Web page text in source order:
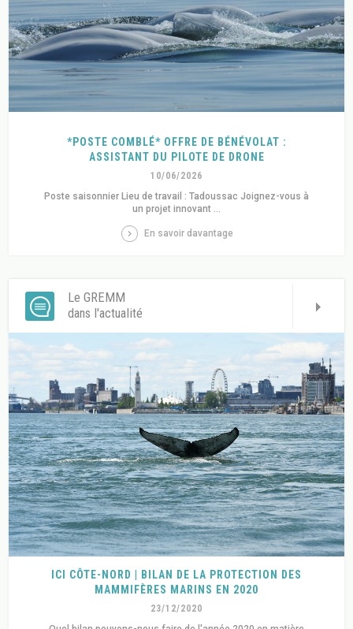
*POSTE COMBLÉ* OFFRE DE BÉNÉVOLAT :
ASSISTANT DU PILOTE DE DRONE
10/06/2026
Poste saisonnier Lieu de travail : Tadoussac Joignez-vous à
un projet innovant ...
En savoir davantage
Le GREMM
dans l'actualité
ICI CÔTE-NORD | BILAN DE LA PROTECTION DES
MAMMIFÈRES MARINS EN 2020
23/12/2020